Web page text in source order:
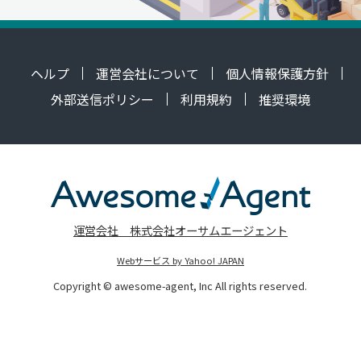
ヘルプ 運営会社について
個人情報保護方針
外部送信ポリシー
利用規約 推奨環境
運営会社 株式会社オーサムエージェント
Webサービス by Yahoo! JAPAN
Copyright © awesome-agent, Inc All rights reserved.